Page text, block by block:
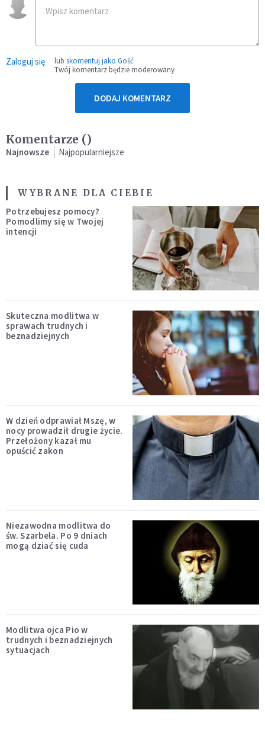
Zaloguj się lub skomentuj jako Gość
Twój komentarz będzie moderowany
DODAJ KOMENTARZ
Komentarze ()
Najnowsze Najpopularniejsze
WYBRANE DLA CIEBIE
Potrzebujesz pomocy?
Pomodlimy się w Twojej
intencji
Skuteczna modlitwa w
sprawach trudnych i
beznadziejnych
W dzień odprawiał Mszę, w
nocy prowadził drugie życie.
Przełożony kazał mu
opuścić zakon
Niezawodna modlitwa do
św. Szarbela. Po 9 dniach
mogą dziać się cuda
Modlitwa ojca Pio w
trudnych i beznadziejnych
sytuacjach